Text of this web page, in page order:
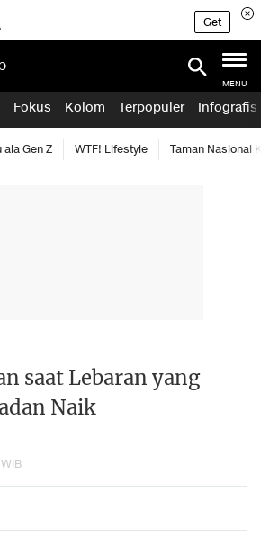
Get
MENU
Fokus Kolom Terpopuler Infografis
Gen Z WTF! Lifestyle Taman Nasional
saat Lebaran yang
Naik